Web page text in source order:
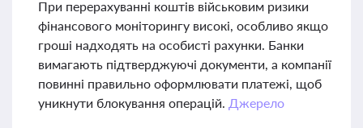
При перерахуванні коштів військовим ризики
фінансового моніторингу високі, особливо якщо
гроші надходять на особисті рахунки. Банки
вимагають підтверджуючі документи, а компанії
повинні правильно оформлювати платежі, щоб
уникнути блокування операцій. Джерело